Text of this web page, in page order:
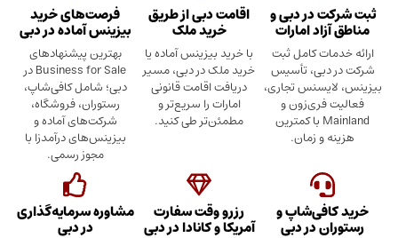
در دبی و
امارات
کامل ثبت
تأسیس
تجاری،
و
Mainland با کمترین
اقامت دبی از طریق
خرید ملک
با خرید بیزینس آماده یا
خرید ملک در دبی، مسیر
دریافت اقامت قانونی
امارات را سریع‌تر و
مطمئن‌تر طی کنید.
فرصت‌های خرید
بیزینس آماده در دبی
بهترین پیشنهادهای
Business for Sale در
دبی؛ شامل کافی‌شاپ،
رستوران، فروشگاه،
شرکت‌های آماده و
بیزینس‌های درآمدزا با
و
در دبی
رزرو وقت سفارت
آمریکا و کانادا در دبی
مشاوره سرمایه‌گذاری
در دبی